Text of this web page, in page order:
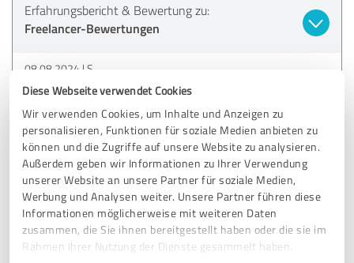
Diese Webseite verwendet Cookies
Wir verwenden Cookies, um Inhalte und Anzeigen zu
personalisieren, Funktionen für soziale Medien anbieten zu
können und die Zugriffe auf unsere Website zu analysieren.
Außerdem geben wir Informationen zu Ihrer Verwendung
unserer Website an unsere Partner für soziale Medien,
Werbung und Analysen weiter. Unsere Partner führen diese
Informationen möglicherweise mit weiteren Daten
zusammen, die Sie ihnen bereitgestellt haben oder die sie im
Rahmen Ihrer Nutzung der Dienste gesammelt haben.
Erfahrungsbericht & Bewertung zu:
Freelancer-Bewertungen
08.08.2024 S.
4,00 von 5
GUT Empfehlung
Sehr engagiert und hilfsbereit
Erfahrungsbericht & Bewertung zu: